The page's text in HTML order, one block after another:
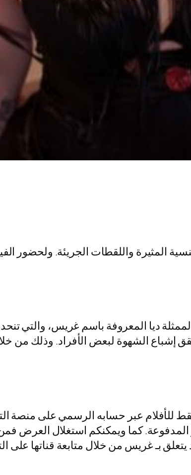
المثيرة واللقطات الجريئة. ولحضور
ديا المعروفة باسم غريس، والتي
00:20 ثانية فقط، إلا أنه يحقق إشباع الشهوة لبعض
للأفلام عبر حسابه الرسمي على منصة
المدفوعة. كما ويمكنكم استغلال العرض
بـ غريس من خلال متابعة قناتها على